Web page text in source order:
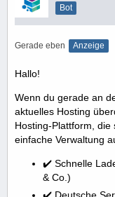
Bot
Gerade eben Anzeige
Hallo!
Wenn du gerade an
aktuelles Hosting
Hosting-Plattform, die
einfache Verwaltung
✔️ Schnelle
& Co.)
✔️ Deutsche